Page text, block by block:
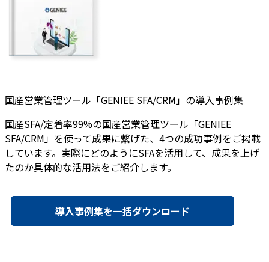
国産営業管理ツール「GENIEE SFA/CRM」の導入事例集
国産SFA/定着率99%の国産営業管理ツール「GENIEE
SFA/CRM」を使って成果に繋げた、4つの成功事例をご掲載
しています。実際にどのようにSFAを活用して、成果を上げ
たのか具体的な活用法をご紹介します。
導入事例集を一括ダウンロード